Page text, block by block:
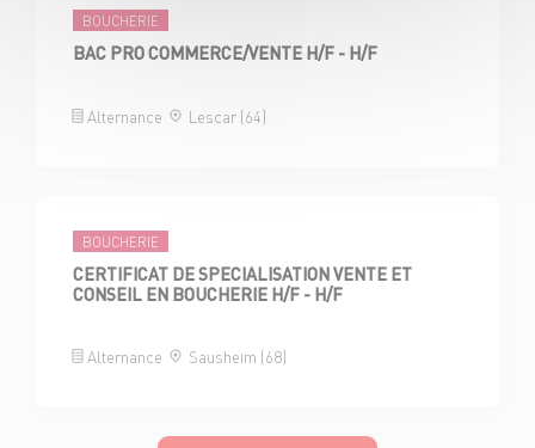
BOUCHERIE
BAC PRO COMMERCE/VENTE H/F - H/F
Alternance Lescar (64)
BOUCHERIE
CERTIFICAT DE SPECIALISATION VENTE ET
CONSEIL EN BOUCHERIE H/F - H/F
Alternance Sausheim (68)